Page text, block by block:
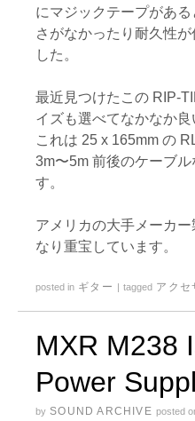
にマジックテープがあ
さがなかったり耐久性
した。
最近見つけたこの RIP-
イズも選べてなかなか良
これは 25 x 165mm の
3m〜5m 前後のケーブ
す。
アメリカの大手メーカ
なり重宝しています。
posted in ギター tagged アクセ
MXR M238
Power
by SOUND ARCHIVE posted